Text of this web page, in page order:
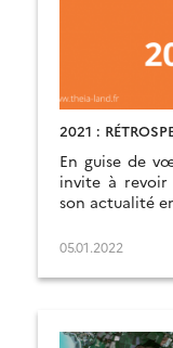
2021 :
En guise de
invite à
son actualité
05.01.2022